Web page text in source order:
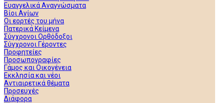
Ευαγγελικά Αναγνώσματα
Βίοι Αγίων
Οι εορτές του μήνα
Πατερικά Κείμενα
Σύγχρονοι Ορθόδοξοι
Σύγχρονοι Γέροντες
Προφητείες
Προσωπογραφίες
Γάμος και Οικογένεια
Εκκλησία και νέοι
Αντιαιρετικά θέματα
Προσευχές
Διάφορα